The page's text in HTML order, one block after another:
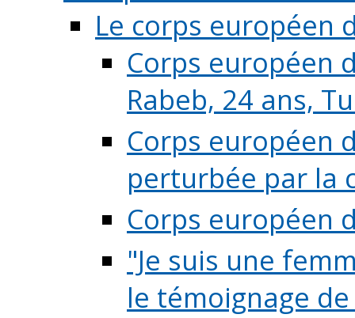
Le corps européen
Corps européen
Rabeb, 24 ans,
Corps européen
perturbée par la
Corps européen
"Je suis une
le témoignage de